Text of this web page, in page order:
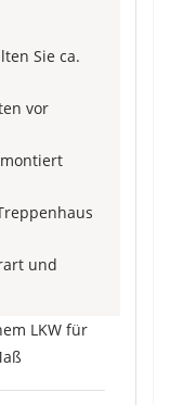
Sie ca.
vor
und